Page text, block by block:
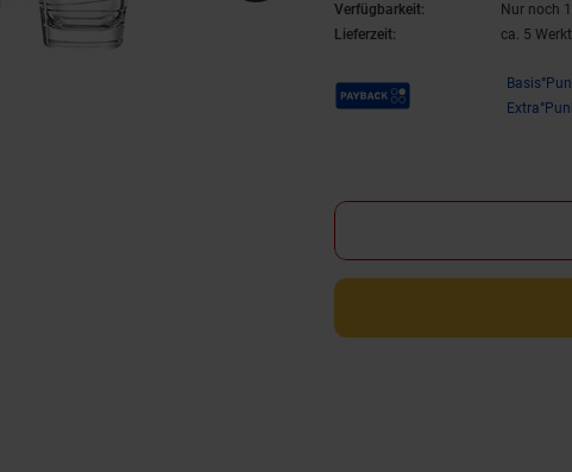
Verfügbarkeit:
Nur noch
Lieferzeit:
ca. 5
Payback Punkte